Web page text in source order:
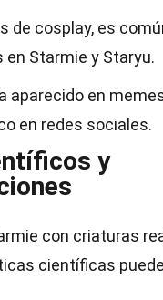
de cosplay, es
en Starmie y Staryu.
aparecido en
en redes sociales.
y
con criaturas
científicas